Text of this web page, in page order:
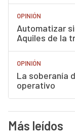
OPINIÓN
Automatizar
Aquiles de la
OPINIÓN
La soberanía
operativo
Más leídos